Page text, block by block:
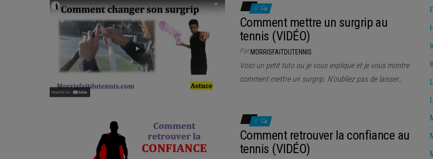
0
Comment mettre un surgrip au
tennis (VIDÉO)
ParMORRISFAITDUTENNIS
Voici un petit tuto ou je vous explique et je vous montre
comment mettre un surgrip. N’oubliez pas de laisser…
0
Comment retrouver la confiance au
tennis (VIDÉO)